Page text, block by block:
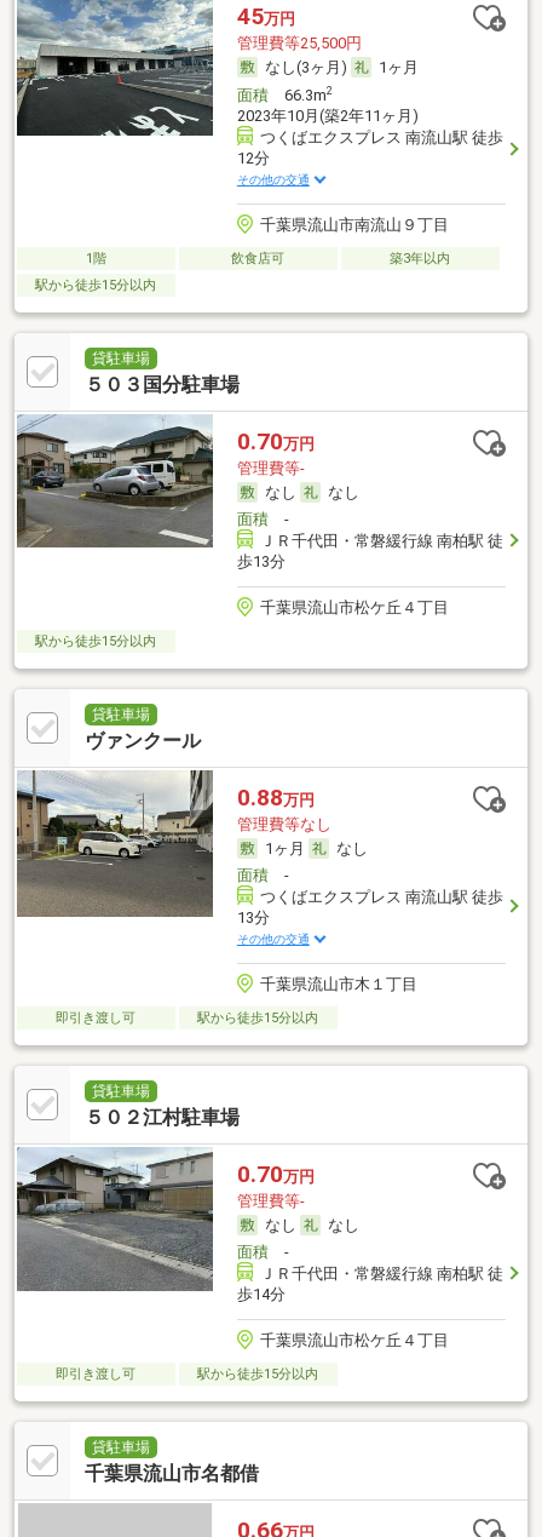
45万円
管理費等25,500円
なし(3ヶ月)
1ヶ月
面積66.3m2
2023年10月(築2年11ヶ月)
つくばエクスプレス 南流山駅 徒歩
12分
その他の交通
千葉県流山市南流山９丁目
1階 飲食店可
築3年以内
駅から徒歩15分以内
貸駐車場
５０３国分駐車場
0.70万円
管理費等-
なし
なし
面積-
ＪＲ千代田・常磐緩行線 南柏駅 徒
歩13分
千葉県流山市松ケ丘４丁目
駅から徒歩15分以内
貸駐車場
ヴァンクール
0.88万円
管理費等なし
1ヶ月
なし
面積-
つくばエクスプレス 南流山駅 徒歩
13分
その他の交通
千葉県流山市木１丁目
即引き渡し可 駅から徒歩15分以内
貸駐車場
５０２江村駐車場
0.70万円
管理費等-
なし
なし
面積-
ＪＲ千代田・常磐緩行線 南柏駅 徒
歩14分
千葉県流山市松ケ丘４丁目
即引き渡し可 駅から徒歩15分以内
貸駐車場
千葉県流山市名都借
0.66万円